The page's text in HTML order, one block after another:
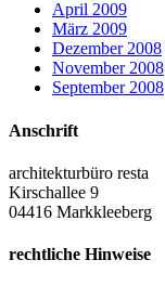
April 2009
März 2009
Dezember 2008
November 2008
September 2008
Anschrift
architekturbüro resta
Kirschallee 9
04416 Markkleeberg
rechtliche Hinweise